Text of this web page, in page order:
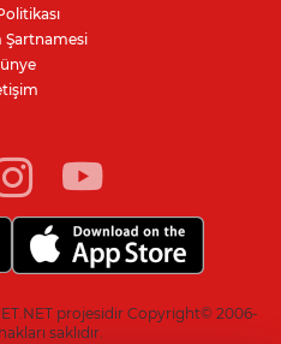
dönümde hayvansal
ve armut üretiyor
yayımlandı: Kritik yeşil
Şartnamesi
projesidir Copyright© 2006-
saklıdır.